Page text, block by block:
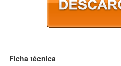
Ficha técnica